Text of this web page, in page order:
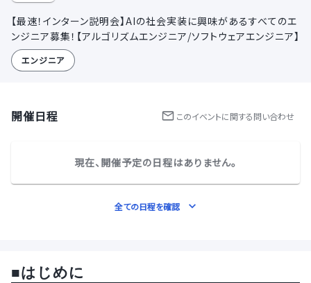
【最速！インターン説明会】AIの社会実装に興味があるすべてのエ
ンジニア募集！【アルゴリズムエンジニア/ソフトウェアエンジニア】
エンジニア
開催日程 このイベントに関する問い合わせ
現在、開催予定の日程はありません。
全ての日程を確認
■はじめに